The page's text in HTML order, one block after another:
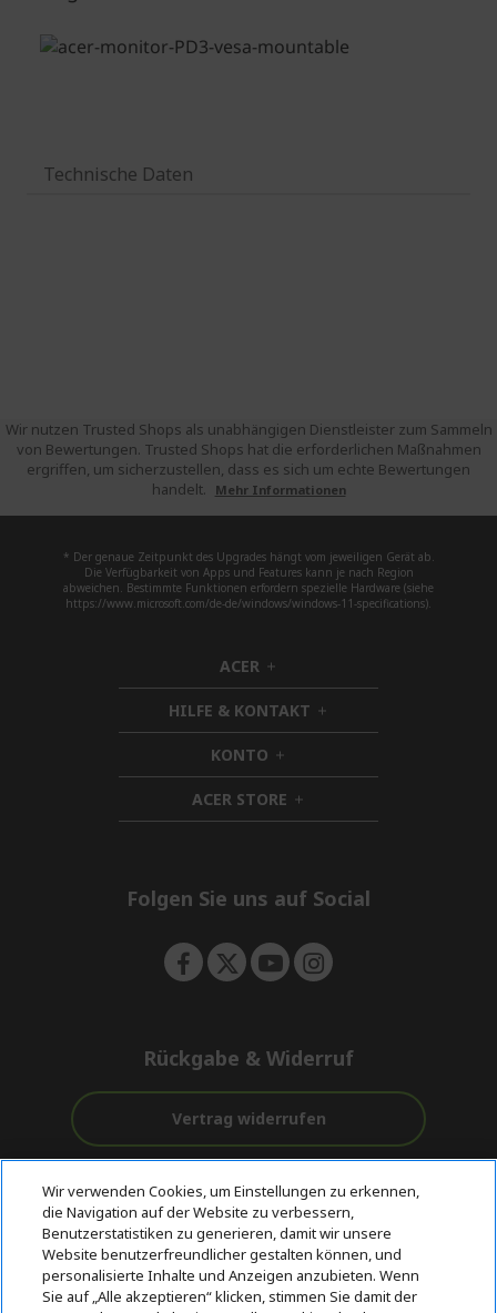
Technische Daten
Wir nutzen Trusted Shops als unabhängigen Dienstleister zum Sammeln
von Bewertungen. Trusted Shops hat die erforderlichen Maßnahmen
ergriffen, um sicherzustellen, dass es sich um echte Bewertungen
handelt.
Mehr Informationen
* Der genaue Zeitpunkt des Upgrades hängt vom jeweiligen Gerät ab.
Die Verfügbarkeit von Apps und Features kann je nach Region
abweichen. Bestimmte Funktionen erfordern spezielle Hardware (siehe
https://www.microsoft.com/de-de/windows/windows-11-specifications).
ACER h
i
d
d
e
n
HILFE & KONTAKT h
i
d
n
KONTO h
i
d
d
ACER STORE h
i
e
Folgen Sie uns auf Social
Rückgabe & Widerruf
Vertrag widerrufen
Kostenloser
Versand
vor und nach
dem Kauf
Zahlung
© 2026 Acer Inc.
CPYou BV ist der autorisierte Wiederverkäufer und Händler der
Wir verwenden Cookies, um Einstellungen zu erkennen,
die Navigation auf der Website zu verbessern,
Benutzerstatistiken zu generieren, damit wir unsere
Website benutzerfreundlicher gestalten können, und
personalisierte Inhalte und Anzeigen anzubieten. Wenn
Sie auf „Alle akzeptieren“ klicken, stimmen Sie damit der